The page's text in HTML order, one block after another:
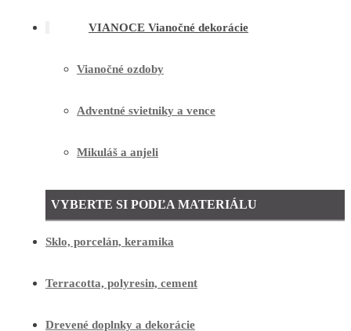
VIANOCE Vianočné dekorácie
Vianočné ozdoby
Adventné svietniky a vence
Mikuláš a anjeli
VYBERTE SI PODĽA MATERIÁLU
Sklo, porcelán, keramika
Terracotta, polyresin, cement
Drevené doplnky a dekorácie